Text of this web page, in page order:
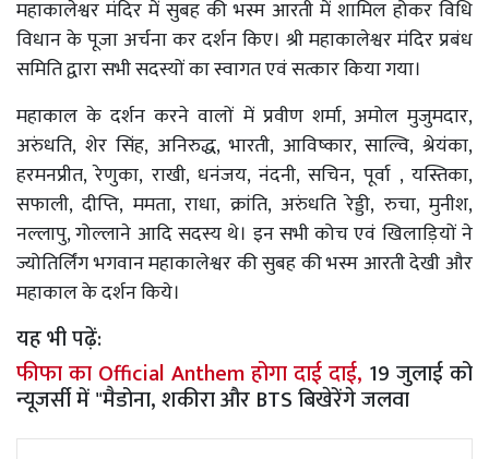
महाकालेश्वर मंदिर में सुबह की भस्म आरती में शामिल होकर विधि
विधान के पूजा अर्चना कर दर्शन किए। श्री महाकालेश्वर मंदिर प्रबंध
समिति द्वारा सभी सदस्यों का स्वागत एवं सत्कार किया गया।
महाकाल के दर्शन करने वालों में प्रवीण शर्मा, अमोल मुजुमदार,
अरुंधति, शेर सिंह, अनिरुद्ध, भारती, आविष्कार, साल्वि, श्रेयंका,
हरमनप्रीत, रेणुका, राखी, धनंजय, नंदनी, सचिन, पूर्वा , यस्तिका,
सफाली, दीप्ति, ममता, राधा, क्रांति, अरुंधति रेड्डी, रुचा, मुनीश,
नल्लापु, गोल्लाने आदि सदस्य थे। इन सभी कोच एवं खिलाड़ियों ने
ज्योतिर्लिंग भगवान महाकालेश्वर की सुबह की भस्म आरती देखी और
महाकाल के दर्शन किये।
यह भी पढ़ें:
फीफा का Official Anthem होगा दाई दाई, 19 जुलाई को
न्यूजर्सी में "मैडोना, शकीरा और BTS बिखेरेंगे जलवा